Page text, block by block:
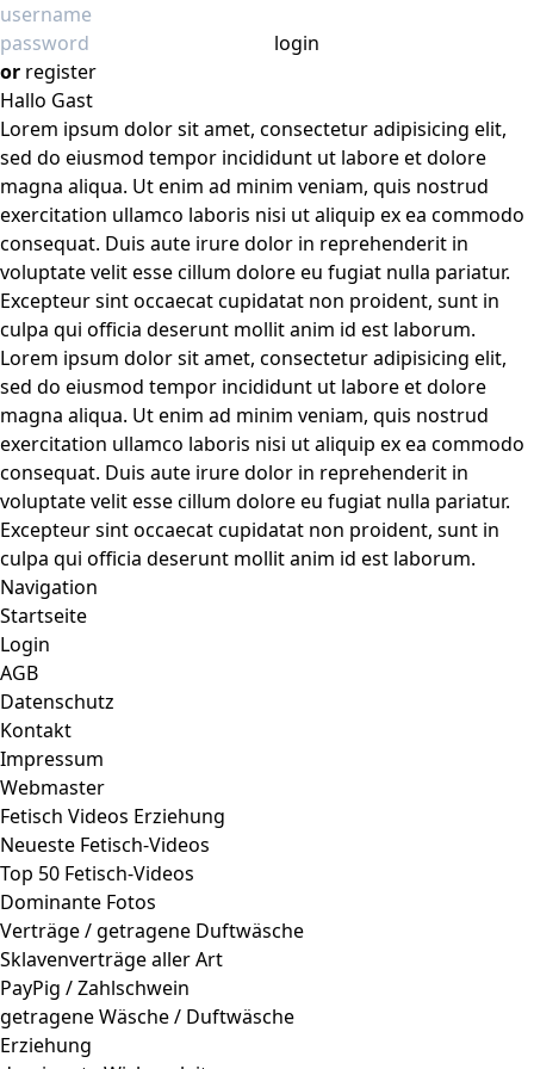
login
or register
Hallo Gast
Lorem ipsum dolor sit amet, consectetur adipisicing elit,
sed do eiusmod tempor incididunt ut labore et dolore
magna aliqua. Ut enim ad minim veniam, quis nostrud
exercitation ullamco laboris nisi ut aliquip ex ea commodo
consequat. Duis aute irure dolor in reprehenderit in
voluptate velit esse cillum dolore eu fugiat nulla pariatur.
Excepteur sint occaecat cupidatat non proident, sunt in
culpa qui officia deserunt mollit anim id est laborum.
Lorem ipsum dolor sit amet, consectetur adipisicing elit,
sed do eiusmod tempor incididunt ut labore et dolore
magna aliqua. Ut enim ad minim veniam, quis nostrud
exercitation ullamco laboris nisi ut aliquip ex ea commodo
consequat. Duis aute irure dolor in reprehenderit in
voluptate velit esse cillum dolore eu fugiat nulla pariatur.
Excepteur sint occaecat cupidatat non proident, sunt in
culpa qui officia deserunt mollit anim id est laborum.
Navigation
Startseite
Login
AGB
Datenschutz
Kontakt
Impressum
Webmaster
Fetisch Videos Erziehung
Neueste Fetisch-Videos
Top 50 Fetisch-Videos
Dominante Fotos
Verträge / getragene Duftwäsche
Sklavenverträge aller Art
PayPig / Zahlschwein
getragene Wäsche / Duftwäsche
Erziehung